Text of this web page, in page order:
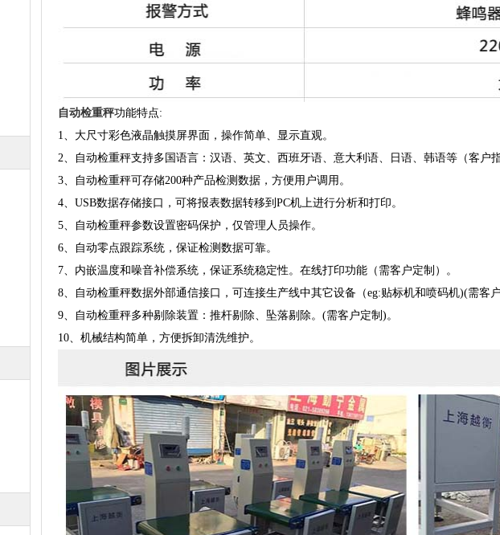
自动检重秤功能特点:
1、大尺寸彩色液晶触摸屏界面，操作简单、显示直观。
2、自动检重秤支持多国语言：汉语、英文、西班牙语、意大利语、日语、韩语等（客户
3、自动检重秤可存储200种产品检测数据，方便用户调用。
4、USB数据存储接口，可将报表数据转移到PC机上进行分析和打印。
5、自动检重秤参数设置密码保护，仅管理人员操作。
6、自动零点跟踪系统，保证检测数据可靠。
7、内嵌温度和噪音补偿系统，保证系统稳定性。在线打印功能（需客户定制）。
8、自动检重秤数据外部通信接口，可连接生产线中其它设备（eg:贴标机和喷码机)(需客
9、自动检重秤多种剔除装置：推杆剔除、坠落剔除。(需客户定制)。
10、机械结构简单，方便拆卸清洗维护。